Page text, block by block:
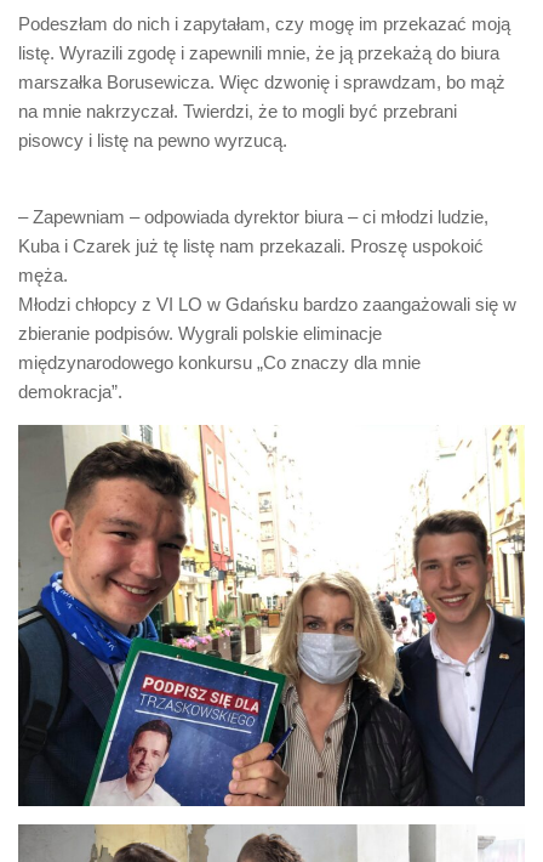
Fundacja Jacka Kaczmarskiego
Fundacja Batorego
Podeszłam do nich i zapytałam, czy mogę im przekazać moją
listę. Wyrazili zgodę i zapewnili mnie, że ją przekażą do biura
marszałka Borusewicza. Więc dzwonię i sprawdzam, bo mąż
na mnie nakrzyczał. Twierdzi, że to mogli być przebrani
pisowcy i listę na pewno wyrzucą.
– Zapewniam – odpowiada dyrektor biura – ci młodzi ludzie,
Kuba i Czarek już tę listę nam przekazali. Proszę uspokoić
męża.
Młodzi chłopcy z VI LO w Gdańsku bardzo zaangażowali się w
zbieranie podpisów. Wygrali polskie eliminacje
międzynarodowego konkursu „Co znaczy dla mnie
demokracja”.